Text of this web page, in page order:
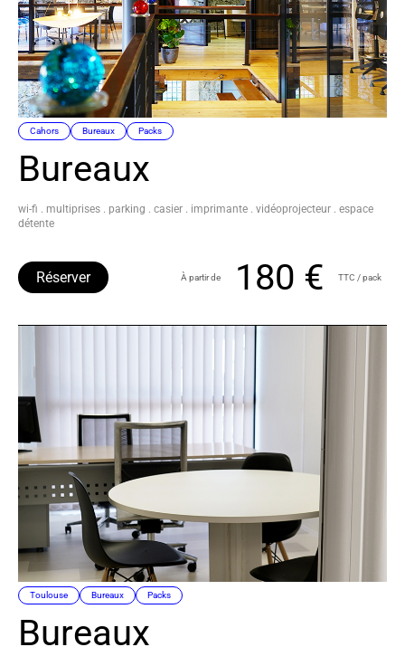
Cahors Bureaux Packs
Bureaux
wi-fi . multiprises . parking . casier . imprimante . vidéoprojecteur . espace
détente
À partir de 180 € TTC / pack
Réserver
Toulouse Bureaux Packs
Bureaux